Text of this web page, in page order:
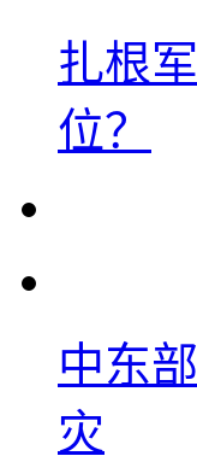
扎根
位？
中东
灾